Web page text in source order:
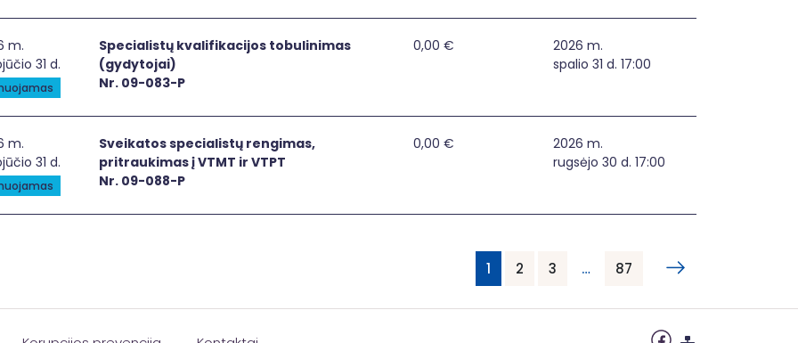
kvalifikacijos tobulinimas (gydytojai)
m.
31 d.
Specialistų kvalifikacijos tobulinimas
(gydytojai)
Nr. 09-083-P
0,00 €
2026 m.
spalio 31 d. 17:00
specialistų rengimas, pritraukimas į VTMT ir VTPT
m.
31 d.
Sveikatos specialistų rengimas,
pritraukimas į VTMT ir VTPT
Nr. 09-088-P
0,00 €
2026 m.
rugsėjo 30 d. 17:00
1 2 3 … 87